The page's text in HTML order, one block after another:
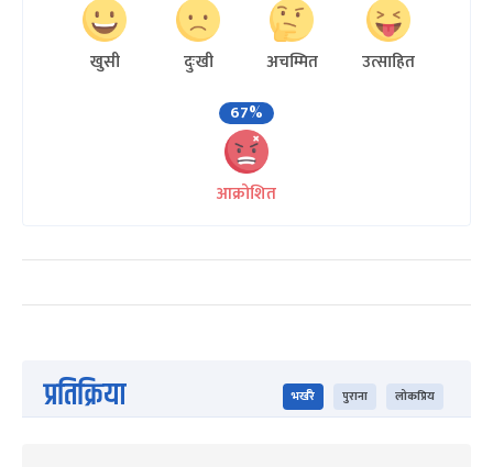
खुसी दुःखी अचम्मित
उत्साहित
67%
आक्रोशित
प्रतिक्रिया भर्खरै पुराना लोकप्रिय